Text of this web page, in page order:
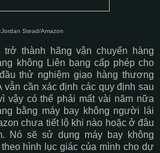
Stead/Amazon
thành hãng vận chuyển hàng
không Liên bang cấp phép cho
thử nghiệm giao hàng thương
vẫn cần xác định các quy định sau
vậy có thể phải mất vài năm nữa
bằng máy bay không người lái
chưa tiết lộ khi nào hoặc ở đâu
Nó sẽ sử dụng máy bay không
hình lục giác của mình cho dự